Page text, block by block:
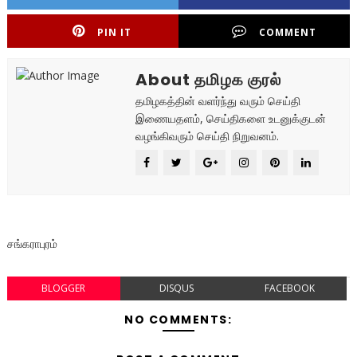
PIN IT COMMENT
About தமிழக குரல்
தமிழகத்தின் வளர்ந்து வரும் செய்தி
இணையதளம், செய்திகளை உடனுக்குடன்
வழங்கிவரும் செய்தி நிறுவனம்.
சங்கராபுரம்
BLOGGER DISQUS FACEBOOK
NO COMMENTS: